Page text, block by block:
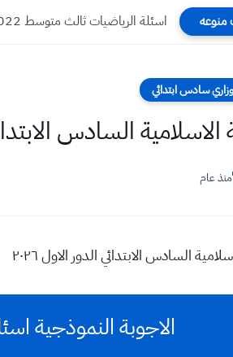
منوعه اسئلة الرياضيات ثالث متوسط 2022 الدور الاول
سادس ابتدائي
السادس الابتدائي 2026 الدور
منذ عام
السادس الابتدائي الدور الاول ٢٠٢٦
الاجوبة النموذجية اسئلة